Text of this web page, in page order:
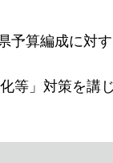
予算編成に対
」対策を講